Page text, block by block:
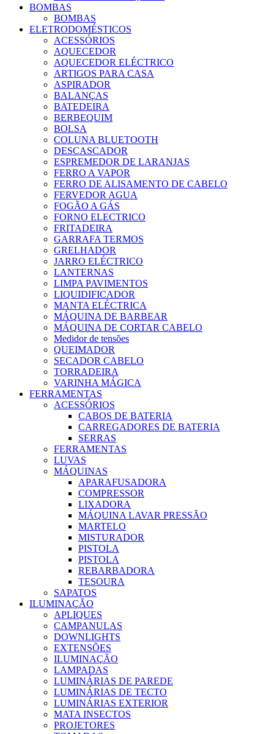
BOMBAS
BOMBAS
ELETRODOMÉSTICOS
ACESSÓRIOS
AQUECEDOR
AQUECEDOR ELÉCTRICO
ARTIGOS PARA CASA
ASPIRADOR
BALANÇAS
BATEDEIRA
BERBEQUIM
BOLSA
COLUNA BLUETOOTH
DESCASCADOR
ESPREMEDOR DE LARANJAS
FERRO A VAPOR
FERRO DE ALISAMENTO DE CABELO
FERVEDOR AGUA
FOGÃO A GÁS
FORNO ELECTRICO
FRITADEIRA
GARRAFA TERMOS
GRELHADOR
JARRO ELÉCTRICO
LANTERNAS
LIMPA PAVIMENTOS
LIQUIDIFICADOR
MANTA ELÉCTRICA
MÁQUINA DE BARBEAR
MÁQUINA DE CORTAR CABELO
Medidor de tensões
QUEIMADOR
SECADOR CABELO
TORRADEIRA
VARINHA MÁGICA
FERRAMENTAS
ACESSÓRIOS
CABOS DE BATERIA
CARREGADORES DE BATERIA
SERRAS
FERRAMENTAS
LUVAS
MÁQUINAS
APARAFUSADORA
COMPRESSOR
LIXADORA
MÁQUINA LAVAR PRESSÃO
MARTELO
MISTURADOR
PISTOLA
PISTOLA
REBARBADORA
TESOURA
SAPATOS
ILUMINAÇÃO
APLIQUES
CAMPANULAS
DOWNLIGHTS
EXTENSÕES
ILUMINAÇÃO
LAMPADAS
LUMINÁRIAS DE PAREDE
LUMINÁRIAS DE TECTO
LUMINÁRIAS EXTERIOR
MATA INSECTOS
PROJETORES